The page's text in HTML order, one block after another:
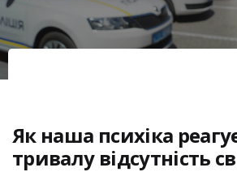
Як наша психіка
тривалу відсутність